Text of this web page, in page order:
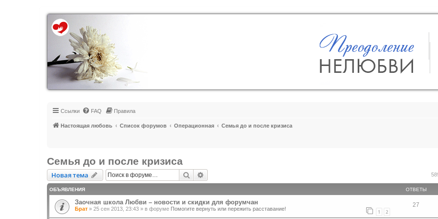
Регистрация
Ссылки FAQ Правила
Настоящая любовь Список форумов Операционная Семья до и после кризиса
Семья до и после кризиса
Новая тема
Новаятема Поиск
ОБЪЯВЛЕНИЯ ОТВЕТЫ
Заочная школа Любви – новости и скидки для форумчан
Брат » 25 сен 2013, 23:43 » в форуме Помогите вернуть или пережить расставание! 1 2
27